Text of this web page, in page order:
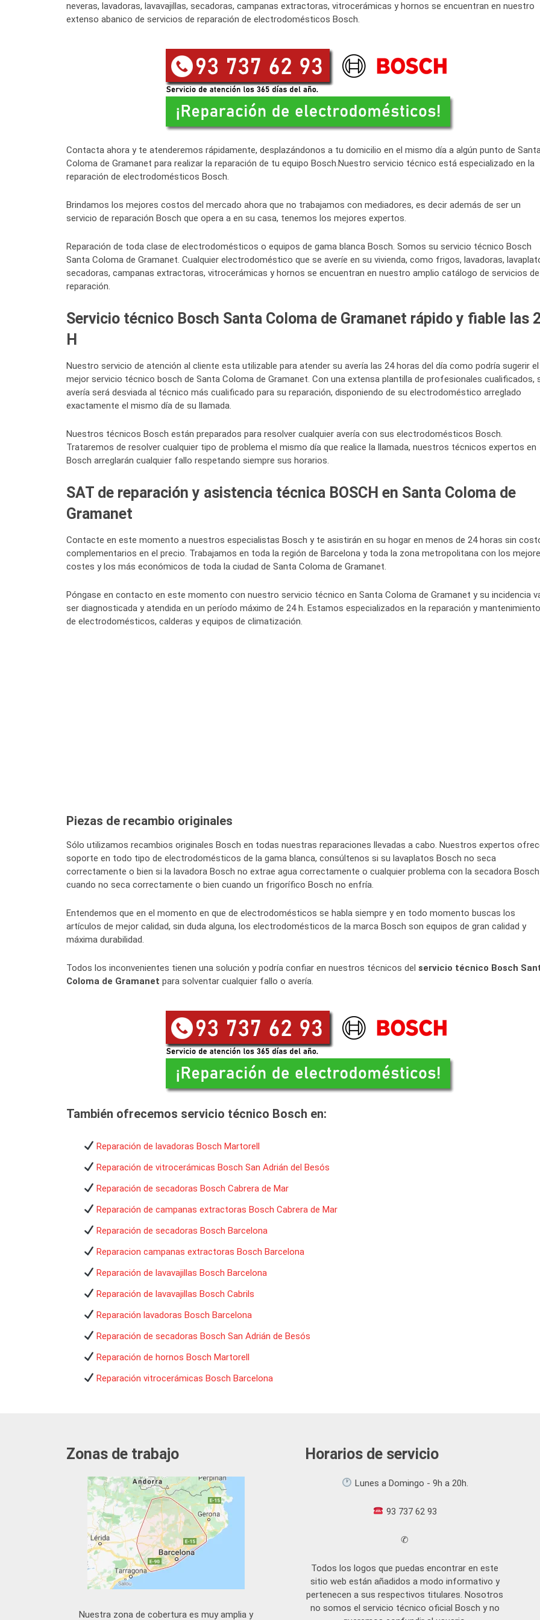
neveras, lavadoras, lavavajillas, secadoras, campanas extractoras, vitrocerámicas y hornos se encuentran en nuestro
extenso abanico de servicios de reparación de electrodomésticos Bosch.
Contacta ahora y te atenderemos rápidamente, desplazándonos a tu domicilio en el mismo día a algún punto de
Coloma de Gramanet para realizar la reparación de tu equipo Bosch.Nuestro servicio técnico está especializado en la
reparación de electrodomésticos Bosch.
Brindamos los mejores costos del mercado ahora que no trabajamos con mediadores, es decir además de ser un
servicio de reparación Bosch que opera a en su casa, tenemos los mejores expertos.
Reparación de toda clase de electrodomésticos o equipos de gama blanca Bosch. Somos su servicio técnico Bosch
Santa Coloma de Gramanet. Cualquier electrodoméstico que se averíe en su vivienda, como frigos, lavadoras,
secadoras, campanas extractoras, vitrocerámicas y hornos se encuentran en nuestro amplio catálogo de servicios de
reparación.
Servicio técnico Bosch Santa Coloma de Gramanet rápido y fiable las
H
Nuestro servicio de atención al cliente esta utilizable para atender su avería las 24 horas del día como podría sugerir el
mejor servicio técnico bosch de Santa Coloma de Gramanet. Con una extensa plantilla de profesionales cualificados,
avería será desviada al técnico más cualificado para su reparación, disponiendo de su electrodoméstico arreglado
exactamente el mismo día de su llamada.
Nuestros técnicos Bosch están preparados para resolver cualquier avería con sus electrodomésticos Bosch.
Trataremos de resolver cualquier tipo de problema el mismo día que realice la llamada, nuestros técnicos expertos en
Bosch arreglarán cualquier fallo respetando siempre sus horarios.
SAT de reparación y asistencia técnica BOSCH en Santa Coloma de
Gramanet
Contacte en este momento a nuestros especialistas Bosch y te asistirán en su hogar en menos de 24 horas sin
complementarios en el precio. Trabajamos en toda la región de Barcelona y toda la zona metropolitana con los
costes y los más económicos de toda la ciudad de Santa Coloma de Gramanet.
Póngase en contacto en este momento con nuestro servicio técnico en Santa Coloma de Gramanet y su incidencia
ser diagnosticada y atendida en un período máximo de 24 h. Estamos especializados en la reparación y mantenimiento
de electrodomésticos, calderas y equipos de climatización.
Piezas de recambio originales
Sólo utilizamos recambios originales Bosch en todas nuestras reparaciones llevadas a cabo. Nuestros expertos
soporte en todo tipo de electrodomésticos de la gama blanca, consúltenos si su lavaplatos Bosch no seca
correctamente o bien si la lavadora Bosch no extrae agua correctamente o cualquier problema con la secadora Bosch
cuando no seca correctamente o bien cuando un frigorífico Bosch no enfría.
Entendemos que en el momento en que de electrodomésticos se habla siempre y en todo momento buscas los
artículos de mejor calidad, sin duda alguna, los electrodomésticos de la marca Bosch son equipos de gran calidad y
máxima durabilidad.
Todos los inconvenientes tienen una solución y podría confiar en nuestros técnicos del servicio técnico Bosch
Coloma de Gramanet para solventar cualquier fallo o avería.
También ofrecemos servicio técnico Bosch en:
Reparación de lavadoras Bosch Martorell
Reparación de vitrocerámicas Bosch San Adrián del Besós
Reparación de secadoras Bosch Cabrera de Mar
Reparación de campanas extractoras Bosch Cabrera de Mar
Reparación de secadoras Bosch Barcelona
Reparacion campanas extractoras Bosch Barcelona
Reparación de lavavajillas Bosch Barcelona
Reparación de lavavajillas Bosch Cabrils
Reparación lavadoras Bosch Barcelona
Reparación de secadoras Bosch San Adrián de Besós
Reparación de hornos Bosch Martorell
Reparación vitrocerámicas Bosch Barcelona
Zonas de trabajo
Nuestra zona de cobertura es muy amplia y
Horarios de servicio
Lunes a Domingo - 9h a 20h.
93 737 62 93
✆
Todos los logos que puedas encontrar en este
sitio web están añadidos a modo informativo y
pertenecen a sus respectivos titulares. Nosotros
no somos el servicio técnico oficial Bosch y no